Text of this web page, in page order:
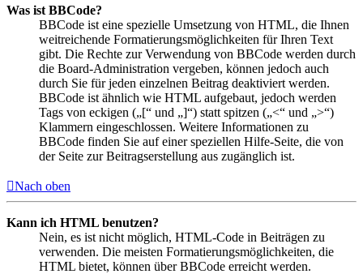
Was ist BBCode?
BBCode ist eine spezielle Umsetzung von HTML, die Ihnen
weitreichende Formatierungsmöglichkeiten für Ihren Text
gibt. Die Rechte zur Verwendung von BBCode werden durch
die Board-Administration vergeben, können jedoch auch
durch Sie für jeden einzelnen Beitrag deaktiviert werden.
BBCode ist ähnlich wie HTML aufgebaut, jedoch werden
Tags von eckigen („[“ und „]“) statt spitzen („<“ und „>“)
Klammern eingeschlossen. Weitere Informationen zu
BBCode finden Sie auf einer speziellen Hilfe-Seite, die von
der Seite zur Beitragserstellung aus zugänglich ist.
Nach oben
Kann ich HTML benutzen?
Nein, es ist nicht möglich, HTML-Code in Beiträgen zu
verwenden. Die meisten Formatierungsmöglichkeiten, die
HTML bietet, können über BBCode erreicht werden.